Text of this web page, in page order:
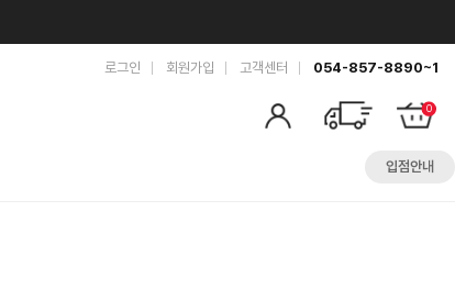
로그인 회원가입 고객센터 054-857-8890~1
0
입점안내